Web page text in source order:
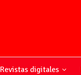
Revistas digitales